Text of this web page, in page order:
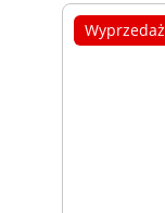
Wyprzedaż